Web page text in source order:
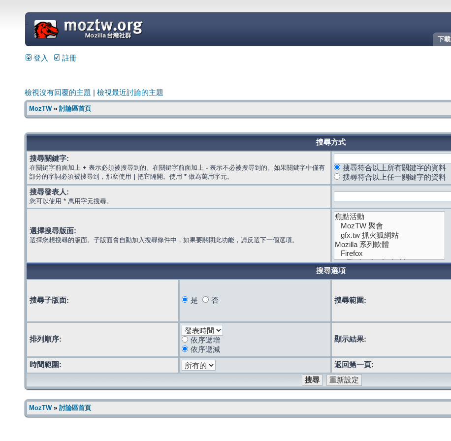
下載
=
登入 註冊
檢視沒有回覆的主題 檢視最近討論的主題
MozTW» 討論區首頁
搜尋方式
搜尋關鍵字:
在關鍵字前面加上 + 表示必須被搜尋到的。在關鍵字前面加上 - 表示不必被搜尋到的。如果關鍵字中僅有
部分的字詞必須被搜尋到，那麼使用
把它隔開。使用 * 做為萬用字元。
搜尋符合以上所有關鍵字的資料
搜尋符合以上任一關鍵字的資料
搜尋發表人:
您可以使用 * 萬用字元搜尋。
選擇搜尋版面:
選擇您想搜尋的版面。子版面會自動加入搜尋條件中，如果要關閉此功能，請反選下一個選項。
搜尋選項
搜尋子版面: 是 否 搜尋範圍:
排列順序:
依序遞增
依序遞減
顯示結果:
時間範圍: 返回第一頁:
MozTW» 討論區首頁